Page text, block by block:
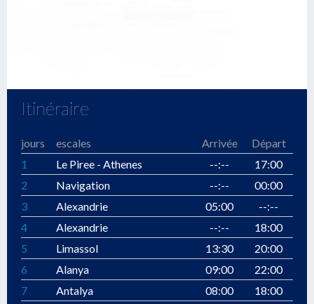
Itinéraire
jours escales Arrivée
Départ
1
Le Piree - Athenes --:--
17:00
2
Navigation --:--
00:00
3
Alexandrie 05:00
--:--
4
Alexandrie --:--
18:00
5
Limassol 13:30
20:00
6
Alanya 09:00
22:00
7
Antalya 08:00
18:00